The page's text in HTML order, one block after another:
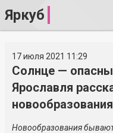
Яркуб
17 июля 2021 11:29
Солнце —
Ярославля
Новообразования